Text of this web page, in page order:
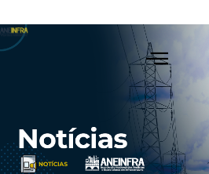
para
o